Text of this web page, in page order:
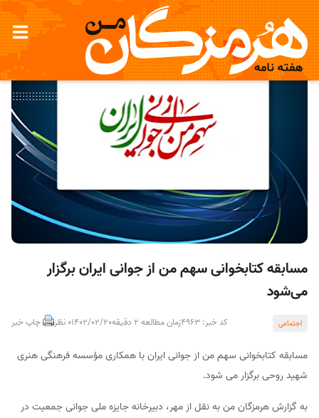
مسابقه کتابخوانی سهم من از جوانی ایران برگزار
می‌شود
اجتماعی کد خبر: 4963 زمان مطالعه 2 دقیقه 1402/02/200 نظر چاپ خبر
مسابقه کتابخوانی سهم من از جوانی ایران با همکاری مؤسسه فرهنگی هنری
شهید روحی برگزار می‌ شود.
به گزارش هرمزگان من به نقل از مهر، دبیرخانه جایزه ملی جوانی جمعیت در